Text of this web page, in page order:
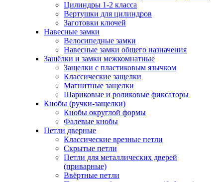
Цилиндры 1-2 класса
Вертушки для цилиндров
Заготовки ключей
Навесные замки
Велосипедные замки
Навесные замки общего назначения
Защёлки и замки межкомнатные
Защелки с пластиковым язычком
Классические защелки
Магнитные защелки
Шариковые и роликовые фиксаторы
Кнобы (ручки-защелки)
Кнобы округлой формы
Фалевые кнобы
Петли дверные
Классические врезные петли
Скрытые петли
Петли для металлических дверей
(приварные)
Ввёртные петли